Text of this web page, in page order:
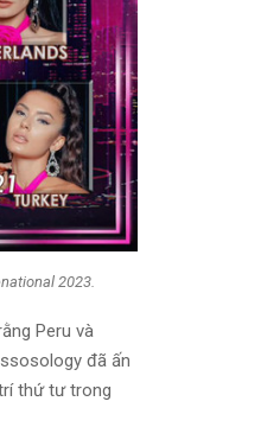
2023.
Peru và
đã ấn
thứ tư trong